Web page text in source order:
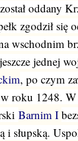
został oddany
zgodził się
wschodnim
jednej
, po czym
roku 1248. W
Barnim I
i słupską.